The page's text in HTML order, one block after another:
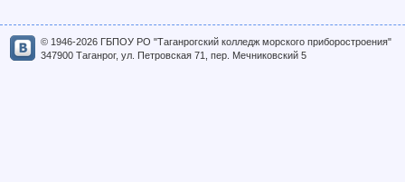
© 1946-2026 ГБПОУ РО "Таганрогский колледж морского приборостроения"
347900 Таганрог, ул. Петровская 71, пер. Мечниковский 5